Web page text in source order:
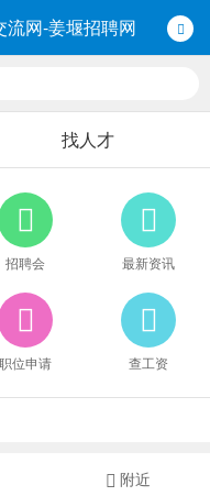
网-姜堰招聘网
找人才
招聘会 最新资讯
职位申请 查工资
附近